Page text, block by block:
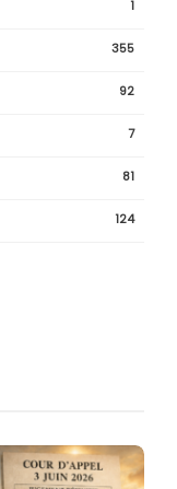
1
355
92
7
81
124